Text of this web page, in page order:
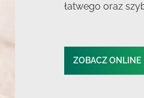
łatwego oraz
ZOBACZ ONLINE